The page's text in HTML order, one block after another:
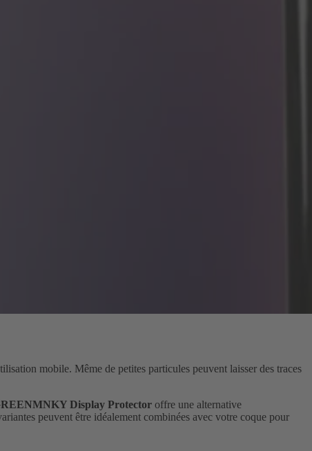
mobile. Même de petites particules peuvent laisser des traces
Display Protector offre une alternative
peuvent être idéalement combinées avec votre coque pour